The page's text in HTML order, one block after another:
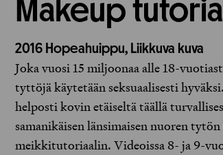
Makeup
2016 Hopeahuippu, Liikkuva kuva
Joka vuosi 15 miljoonaa alle 18-
tyttöjä käytetään seksuaalisesti
helposti kovin etäiseltä täällä
samanikäisen länsimaisen nuoren
meikkitutoriaalin. Videoissa 8- ja 9-